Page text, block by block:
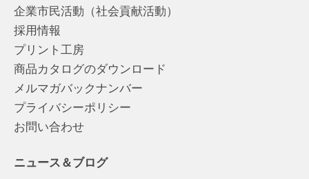
企業市民活動（社会貢献活動）
採用情報
プリント工房
商品カタログのダウンロード
メルマガバックナンバー
プライバシーポリシー
お問い合わせ
ニュース＆ブログ